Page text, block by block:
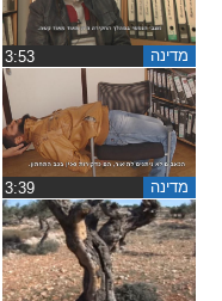
מדינה
מדינה